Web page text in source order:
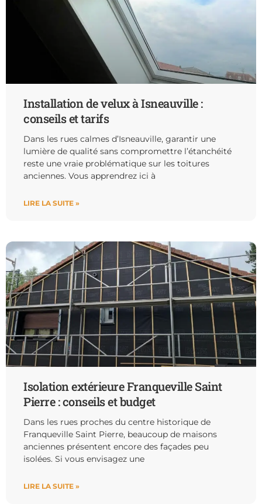
Installation de velux à Isneauville :
conseils et tarifs
Dans les rues calmes d’Isneauville, garantir une
lumière de qualité sans compromettre l’étanchéité
reste une vraie problématique sur les toitures
anciennes. Vous apprendrez ici à
LIRE LA SUITE »
Isolation extérieure Franqueville Saint
Pierre : conseils et budget
Dans les rues proches du centre historique de
Franqueville Saint Pierre, beaucoup de maisons
anciennes présentent encore des façades peu
isolées. Si vous envisagez une
LIRE LA SUITE »